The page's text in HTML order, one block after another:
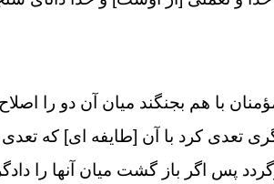
با هم بجنگند ميان آن دو را
تعدى كرد با آن [طايفه‏ اى] كه
پس اگر باز گشت ميان آنها را